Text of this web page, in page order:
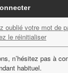
oublié votre mot de
le réinitialiser
n’hésitez pas à
habituel.